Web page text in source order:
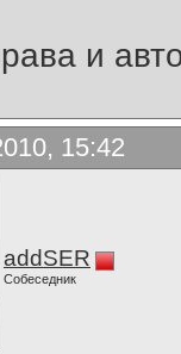
и
15:42
addSER
Собеседник